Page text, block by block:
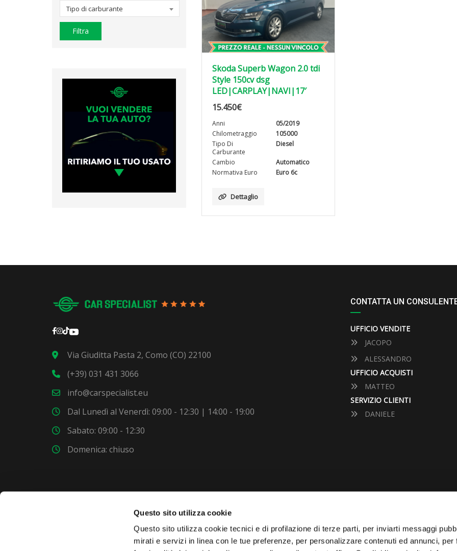
Questo sito utilizza cookie
Questo sito utilizza cookie tecnici e di profilazione di terze parti, per inviarti messaggi
mirati e servizi in linea con le tue preferenze, per personalizzare contenuti ed annunci, per
Tipo di carburante
Filtra
Skoda Superb Wagon 2.0 tdi
Style 150cv dsg
LED|CARPLAY|NAVI|17′
15.450€
Anni
05/2019
Chilometraggio
105000
Tipo Di
Carburante
Diesel
Cambio
Automatico
Normativa Euro
Euro 6c
Dettaglio
Via Giuditta Pasta 2, Como (CO) 22100
(+39) 031 431 3066
info@carspecialist.eu
Dal Lunedì al Venerdì: 09:00 - 12:30 | 14:00 - 19:00
Sabato: 09:00 - 12:30
Domenica: chiuso
CONTATTA UN
UFFICIO VENDITE
JACOPO
ALESSANDRO
UFFICIO ACQUISTI
MATTEO
SERVIZIO CLIENTI
DANIELE
VUOI COMPRARE UNA NUOVA AUTO? VUOI VENDERE LA TUA